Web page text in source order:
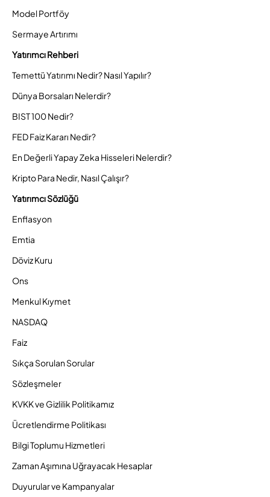
Model Portföy
Sermaye Artırımı
Yatırımcı Rehberi
Temettü Yatırımı Nedir? Nasıl Yapılır?
Dünya Borsaları Nelerdir?
BIST 100 Nedir?
FED Faiz Kararı Nedir?
En Değerli Yapay Zeka Hisseleri Nelerdir?
Kripto Para Nedir, Nasıl Çalışır?
Yatırımcı Sözlüğü
Enflasyon
Emtia
Döviz Kuru
Ons
Menkul Kıymet
NASDAQ
Faiz
Sıkça Sorulan Sorular
Sözleşmeler
KVKK ve Gizlilik Politikamız
Ücretlendirme Politikası
Bilgi Toplumu Hizmetleri
Zaman Aşımına Uğrayacak Hesaplar
Duyurular ve Kampanyalar